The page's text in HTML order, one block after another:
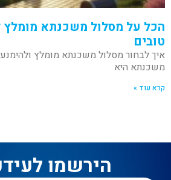
הכל על מסלול משכנתא מומלץ
טובים
איך לבחור מסלול משכנתא מומלץ ולהימנע
משכנתא היא
קרא עוד »
הירשמו